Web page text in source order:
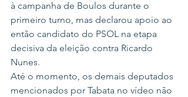
à campanha de Boulos durante o
primeiro turno, mas declarou apoio ao
então candidato do PSOL na etapa
decisiva da eleição contra Ricardo
Nunes.
Até o momento, os demais deputados
mencionados por Tabata no vídeo não